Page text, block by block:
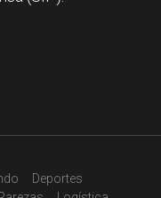
Deportes